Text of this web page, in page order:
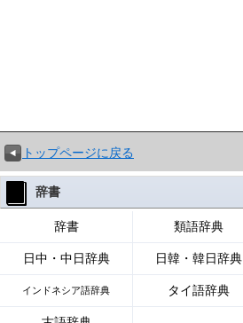
トップページに戻る
辞書
辞書 類語辞典
日中・中日辞典 日韓・韓日辞典
インドネシア語辞典 タイ語辞典